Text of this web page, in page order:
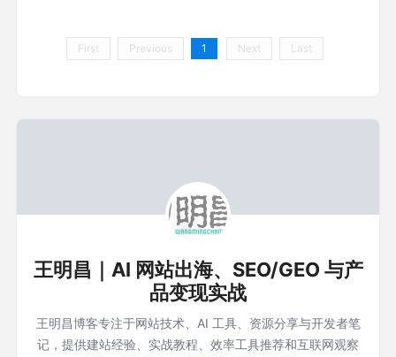
First Previous 1 Next Last
王明昌｜AI 网站出海、SEO/GEO 与产
品变现实战
王明昌博客专注于网站技术、AI 工具、资源分享与开发者笔
记，提供建站经验、实战教程、效率工具推荐和互联网观察